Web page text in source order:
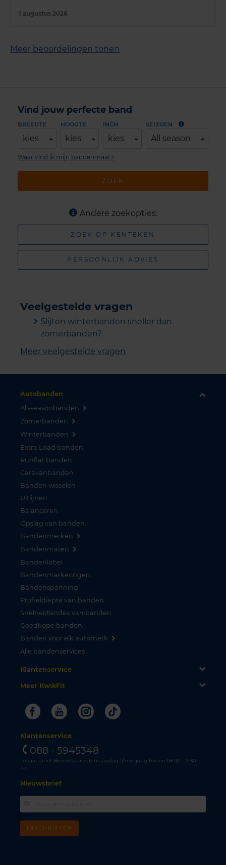
1 augustus 2026
Meer beoordelingen tonen
Vind jouw perfecte band
BREEDTE
kies
HOOGTE
kies
INCH
kies
SEIZOEN
All season
ZOEK
Waar vind ik mijn bandenmaat?
Andere zoekopties:
ZOEK OP KENTEKEN
PERSOONLIJK ADVIES
Veelgestelde vragen
Slijten winterbanden sneller dan
zomerbanden?
Meer veelgestelde vragen
Autobanden
All-seasonbanden
Zomerbanden
Winterbanden
Extra Load banden
Runflat banden
Caravanbanden
Banden wisselen
Uitlijnen
Balanceren
Opslag van banden
Bandenmerken
Bandenmaten
Bandenlabel
Bandenmarkeringen
Bandenspanning
Profieldiepte van banden
Snelheidsindex van banden
Goedkope banden
Banden voor elk automerk
Alle bandenservices
Klantenservice
Meer KwikFit
FacebookYoutubeInstagram
Tiktok
Klantenservice
088 - 5945348
Lokaal tarief. Bereikbaar van maandag t/m vrijdag tussen 08.00 - 17.30
uur.
Nieuwsbrief
INSCHRIJVEN